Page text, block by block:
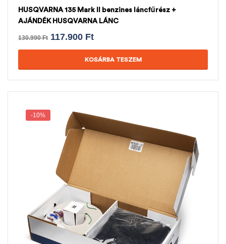
HUSQVARNA 135 Mark II benzines láncfűrész +
AJÁNDÉK HUSQVARNA LÁNC
130.990Ft 117.900 Ft
KOSÁRBA TESZEM
-10%